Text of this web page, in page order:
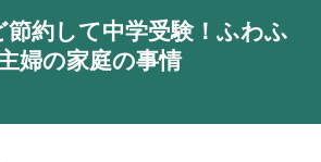
約して中学受験！ふわふ
婦の家庭の事情